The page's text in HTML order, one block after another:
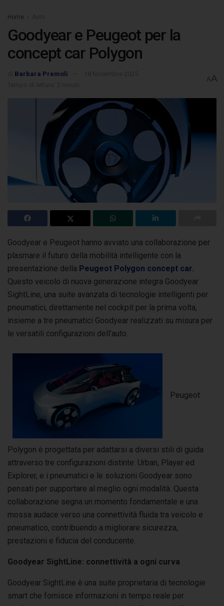
Home
Goodyear e Peugeot per la
concept car Polygon
Barbara Premoli
AA
Goodyear e Peugeot hanno avviato una collaborazione per
plasmare il futuro della mobilità intelligente con la
presentazione della Peugeot Polygon concept car.
Questo veicolo di nuova generazione integra Goodyear
SightLine, una suite avanzata di tecnologie intelligenti per
pneumatici, direttamente nel cockpit per la prima volta,
insieme a tre pneumatici Goodyear realizzati su misura per
le versatili configurazioni dell’auto.
Peugeot
Polygon è progettata per adattarsi a diversi stili di guida
attraverso tre configurazioni distinte: Urban, Player ed
Explorer, e i pneumatici e le soluzioni Goodyear sono
pensati per supportare al meglio ogni modalità. Questa
collaborazione segna un momento fondamentale e una
mossa audace verso una connettività fluida tra veicolo e
pneumatico, contribuendo a migliorare sicurezza,
prestazioni e fiducia del conducente.
Goodyear SightLine: connettività a ogni curva
Goodyear SightLine è una suite proprietaria di tecnologie
smart che fornisce informazioni in tempo reale per